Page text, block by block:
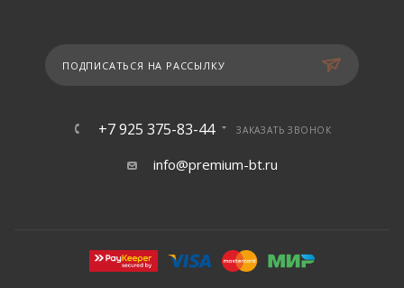
ПОДПИСАТЬСЯ НА РАССЫЛКУ
+7 925 375-83-44 ЗАКАЗАТЬ ЗВОНОК
info@premium-bt.ru